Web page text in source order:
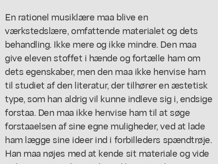
En rationel musiklære maa blive en
værkstedslære, omfattende materialet og dets
behandling. Ikke mere og ikke mindre. Den maa
give eleven stoffet i hænde og fortælle ham om
dets egenskaber, men den maa ikke henvise ham
til studiet af den literatur, der tilhører en æstetisk
type, som han aldrig vil kunne indleve sig i, endsige
forstaa. Den maa ikke henvise ham til at søge
forstaaelsen af sine egne muligheder, ved at lade
ham lægge sine ideer ind i forbilleders spændtrøje.
Han maa nøjes med at kende sit materiale og vide